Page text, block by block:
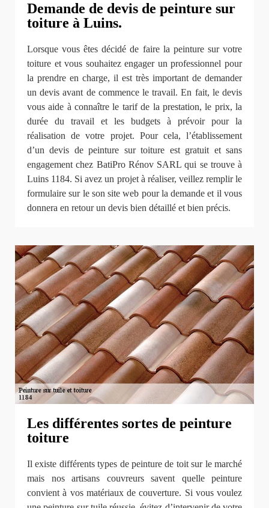
Demande de devis de peinture sur
toiture à Luins.
Lorsque vous êtes décidé de faire la peinture sur votre
toiture et vous souhaitez engager un professionnel pour
la prendre en charge, il est très important de demander
un devis avant de commence le travail. En fait, le devis
vous aide à connaître le tarif de la prestation, le prix, la
durée du travail et les budgets à prévoir pour la
réalisation de votre projet. Pour cela, l’établissement
d’un devis de peinture sur toiture est gratuit et sans
engagement chez BatiPro Rénov SARL qui se trouve à
Luins 1184. Si avez un projet à réaliser, veillez remplir le
formulaire sur le son site web pour la demande et il vous
donnera en retour un devis bien détaillé et bien précis.
Les différentes sortes de peinture
toiture
Il existe différents types de peinture de toit sur le marché
mais nos artisans couvreurs savent quelle peinture
convient à vos matériaux de couverture. Si vous voulez